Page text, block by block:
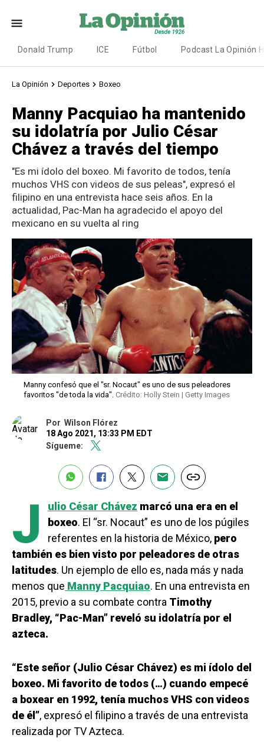
Donald Trump ICE Fútbol Podcast La Opinión
La Opinión Deportes Boxeo
Manny Pacquiao ha mantenido
su idolatría por Julio César
Chávez a través del tiempo
"Es mi ídolo del boxeo. Mi favorito de todos, tenía
muchos VHS con videos de sus peleas", expresó el
filipino en una entrevista hace seis años. En la
actualidad, Pac-Man ha agradecido el apoyo del
mexicano en su vuelta al ring
Manny confesó que el "sr. Nocaut" es uno de sus peleadores
favoritos "de toda la vida". Crédito: Holly Stein | Getty Images
Por Wilson Flórez
18 Ago 2021, 13:33 PM EDT
Sígueme:
J ulio César Chávez marcó una era en el
boxeo. El “sr. Nocaut” es uno de los púgiles
referentes en la historia de México, pero
también es bien visto por peleadores de otras
latitudes. Un ejemplo de ello es, nada más y nada
menos que Manny Pacquiao. En una entrevista en
2015, previo a su combate contra Timothy
Bradley, “Pac-Man” reveló su idolatría por el
azteca.
“Este señor (Julio César Chávez) es mi ídolo del
boxeo. Mi favorito de todos (…) cuando empecé
a boxear en 1992, tenía muchos VHS con videos
de él”, expresó el filipino a través de una entrevista
realizada por TV Azteca.